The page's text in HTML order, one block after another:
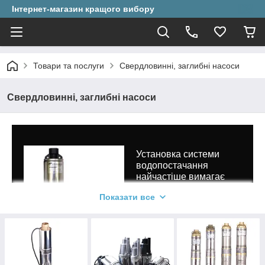
Інтернет-магазин кращого вибору
Товари та послуги Свердловинні, заглибні насоси
Свердловинні, заглибні насоси
Установка системи
водопостачання
найчастіше вимагає
точності. Якщо мова йде
саме від цієї системи
залежить комфортне
проживання власників.
Якщо в квартирі з водою
Показати все